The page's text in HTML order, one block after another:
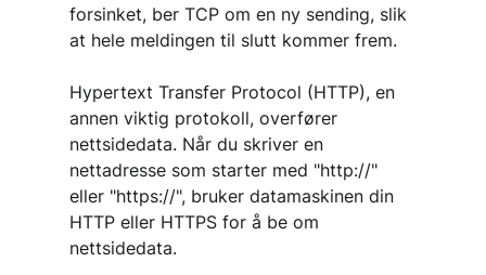
forsinket, ber TCP om en ny sending, slik
at hele meldingen til slutt kommer frem.
Hypertext Transfer Protocol (HTTP), en
annen viktig protokoll, overfører
nettsidedata. Når du skriver en
nettadresse som starter med "http://"
eller "https://", bruker datamaskinen din
HTTP eller HTTPS for å be om
nettsidedata.